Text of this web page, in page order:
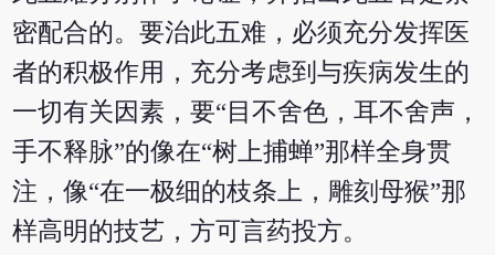
密配合的。要治此五难，必须充分发挥医
者的积极作用，充分考虑到与疾病发生的
一切有关因素，要“目不舍色，耳不舍声，
手不释脉”的像在“树上捕蝉”那样全身贯
注，像“在一极细的枝条上，雕刻母猴”那
样高明的技艺，方可言药投方。